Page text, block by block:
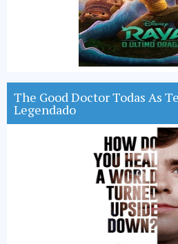
The Good Doctor Todas As
Legendado